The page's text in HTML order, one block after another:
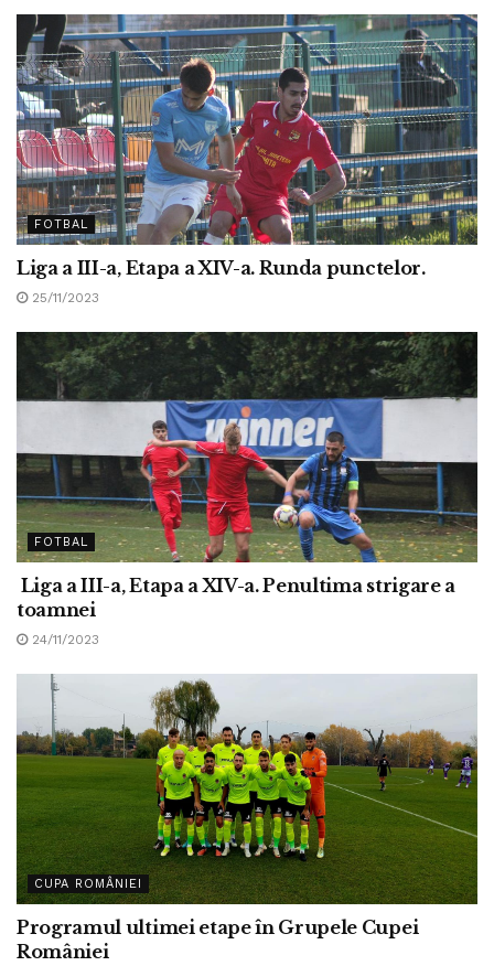
FOTBAL
Liga a III-a, Etapa a XIV-a. Runda punctelor.
25/11/2023
FOTBAL
Liga a III-a, Etapa a XIV-a. Penultima strigare a
toamnei
24/11/2023
CUPA ROMÂNIEI
Programul ultimei etape în Grupele Cupei
României